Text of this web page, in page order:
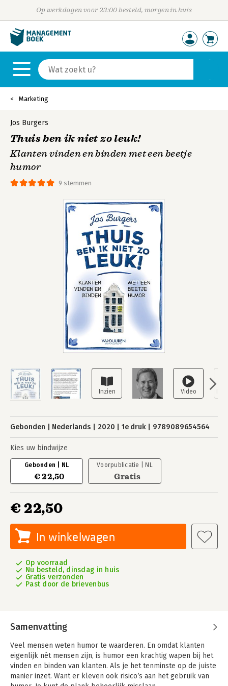
Op werkdagen voor 23:00 besteld, morgen in huis
Marketing
9 stemmen
Jos Burgers
Thuis ben ik niet zo leuk!
Klanten vinden en binden met een beetje
humor
Gebonden Nederlands 2020 1e druk 9789089654564
Kies uw bindwijze
Gebonden | NL
€ 22,50
Voorpublicatie | NL
Gratis
€ 22,50
In winkelwagen
Op voorraad
Nu besteld, dinsdag in huis
Gratis verzonden
Past door de brievenbus
Samenvatting
Veel mensen weten humor te waarderen. En omdat klanten
eigenlijk nét mensen zijn, is humor een krachtig wapen bij het
vinden en binden van klanten. Als je het tenminste op de juiste
manier inzet. Want er kleven ook risico’s aan het gebruik van